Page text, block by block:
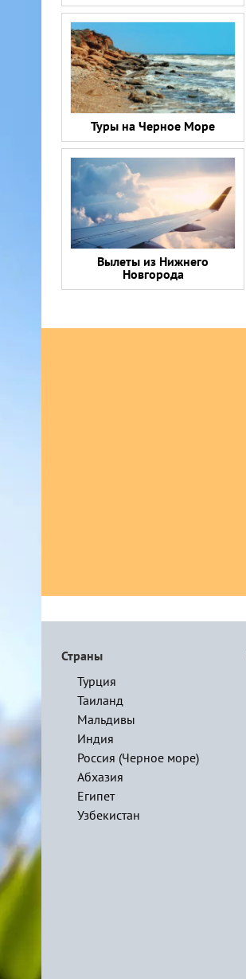
Туры на Черное Море
Вылеты из Нижнего
Новгорода
Страны
Турция
Таиланд
Мальдивы
Индия
Россия (Черное море)
Абхазия
Египет
Узбекистан